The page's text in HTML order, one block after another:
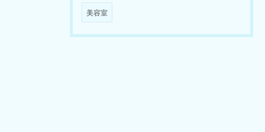
美容室